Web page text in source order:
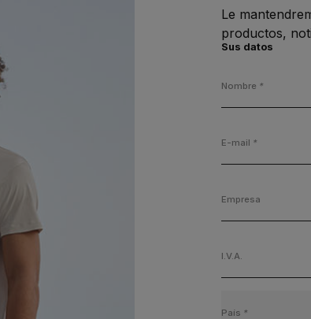
Le
productos,
Sus datos
Nombre *
E-mail *
Empresa
I.V.A.
País *